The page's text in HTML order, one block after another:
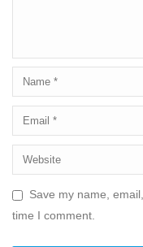
Save my name,
time I comment.